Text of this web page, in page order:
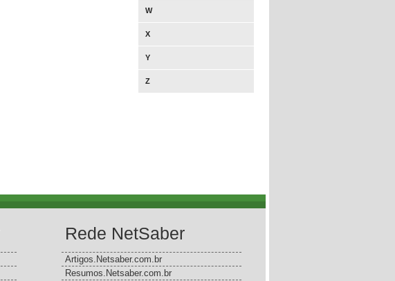
W
X
Y
Z
Rede NetSaber
Artigos.Netsaber.com.br
Resumos.Netsaber.com.br